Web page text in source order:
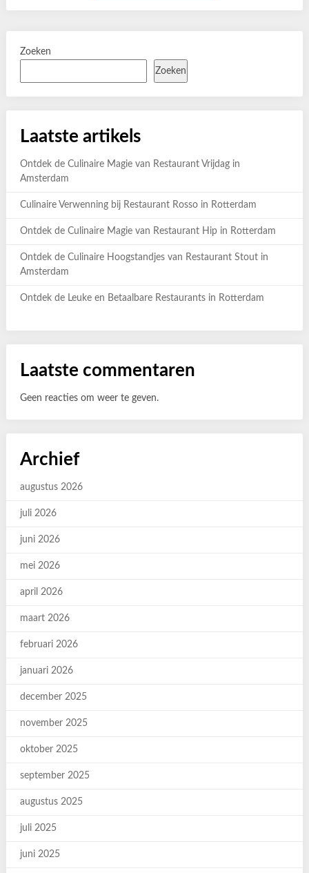
Zoeken
Zoeken
Laatste artikels
Ontdek de Culinaire Magie van Restaurant Vrijdag in
Amsterdam
Culinaire Verwenning bij Restaurant Rosso in Rotterdam
Ontdek de Culinaire Magie van Restaurant Hip in Rotterdam
Ontdek de Culinaire Hoogstandjes van Restaurant Stout in
Amsterdam
Ontdek de Leuke en Betaalbare Restaurants in Rotterdam
Laatste commentaren
Geen reacties om weer te geven.
Archief
augustus 2026
juli 2026
juni 2026
mei 2026
april 2026
maart 2026
februari 2026
januari 2026
december 2025
november 2025
oktober 2025
september 2025
augustus 2025
juli 2025
juni 2025